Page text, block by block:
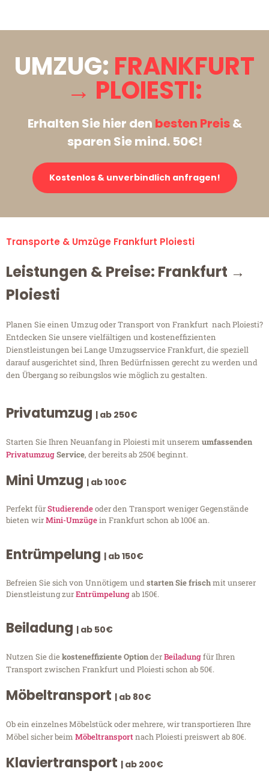
UMZUG: FRANKFURT
→ PLOIESTI:
Erhalten Sie hier den besten Preis&
sparen Sie mind. 50€!
Kostenlos & unverbindlich anfragen!
Transporte & Umzüge Frankfurt Ploiesti
Leistungen & Preise: Frankfurt →
Ploiesti
Planen Sie einen Umzug oder Transport von Frankfurt nach Ploiesti?
Entdecken Sie unsere vielfältigen und kosteneffizienten
Dienstleistungen bei Lange Umzugsservice Frankfurt, die speziell
darauf ausgerichtet sind, Ihren Bedürfnissen gerecht zu werden und
den Übergang so reibungslos wie möglich zu gestalten.
Privatumzug | ab 250€
Starten Sie Ihren Neuanfang in Ploiesti mit unserem umfassenden
PrivatumzugService, der bereits ab 250€ beginnt.
Mini Umzug | ab 100€
Perfekt fürStudierendeoder den Transport weniger Gegenstände
bieten wirMini-Umzügein Frankfurt schon ab 100€ an.
Entrümpelung | ab 150€
Befreien Sie sich von Unnötigem undstarten Sie frischmit unserer
Dienstleistung zurEntrümpelungab 150€.
Beiladung | ab 50€
Nutzen Sie diekosteneffiziente OptionderBeiladungfür Ihren
Transport zwischen Frankfurt und Ploiesti schon ab 50€.
Möbeltransport | ab 80€
Ob ein einzelnes Möbelstück oder mehrere, wir transportieren Ihre
Möbel sicher beim Möbeltransportnach Ploiesti preiswert ab 80€.
Klaviertransport | ab 200€